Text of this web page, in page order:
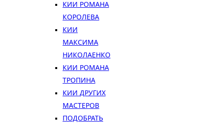
КИИ РОМАНА
КОРОЛЕВА
КИИ
МАКСИМА
НИКОЛАЕНКО
КИИ РОМАНА
ТРОПИНА
КИИ ДРУГИХ
МАСТЕРОВ
ПОДОБРАТЬ